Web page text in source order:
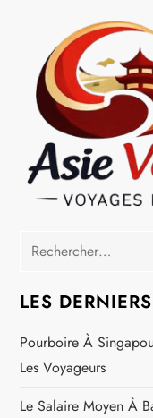
e
Rechercher :
LES
Pourboire À
Les Voyageurs
Le Salaire Moyen À